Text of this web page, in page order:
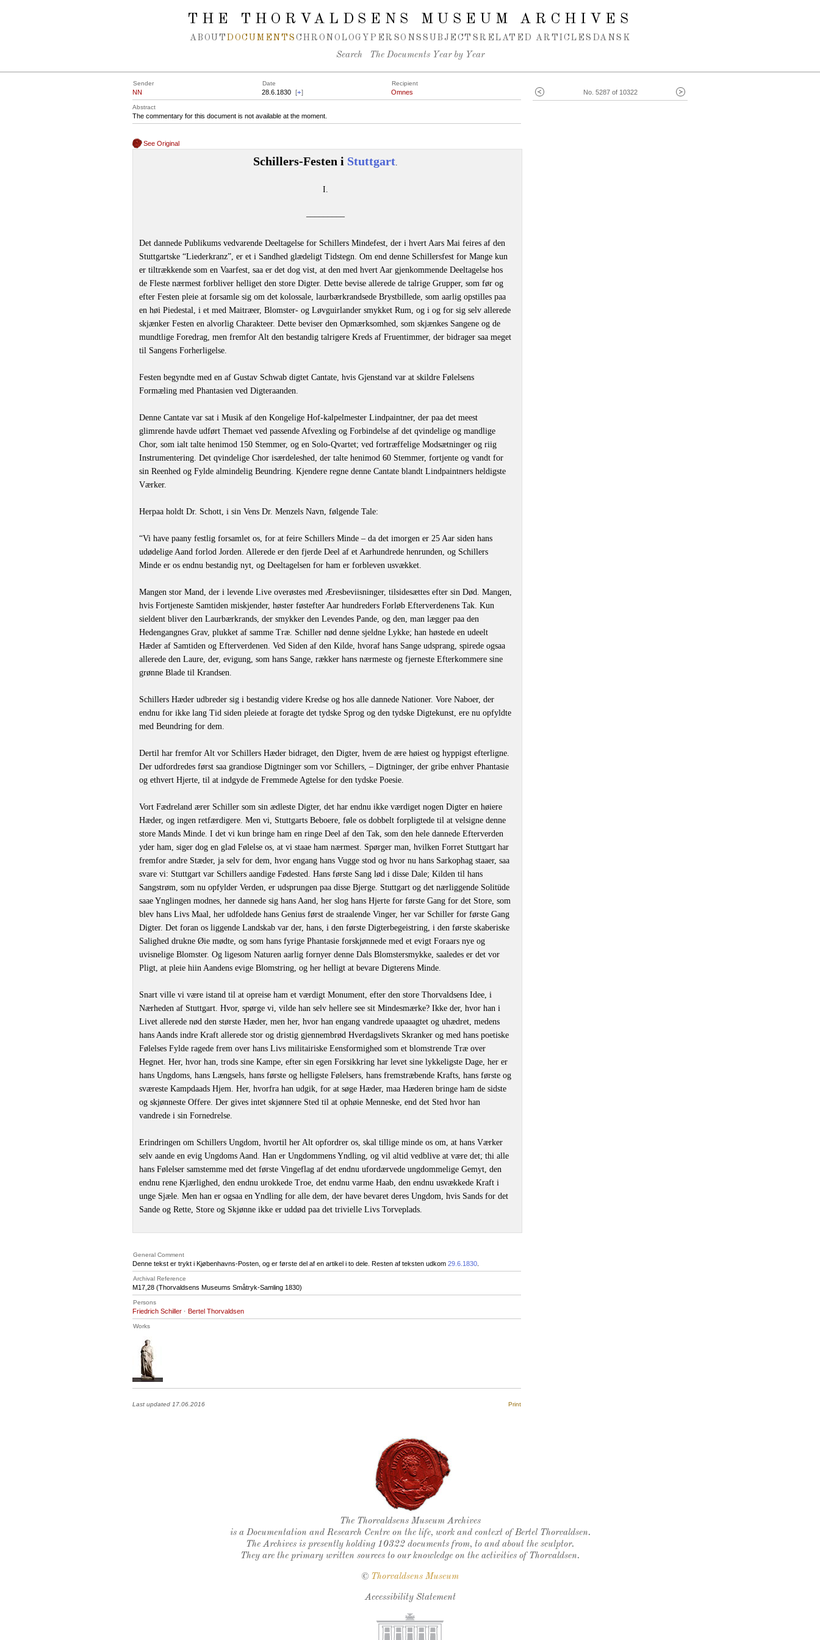
THE THORVALDSENS MUSEUM ARCHIVES
ABOUT DOCUMENTS CHRONOLOGY PERSONS SUBJECTS RELATED ARTICLES DANSK
Search The Documents Year by Year
No. 5287 of 10322
Sender Date Recipient
NN 28.6.1830 [+] Omnes
Abstract
The commentary for this document is not available at the moment.
See Original
Schillers-Festen i Stuttgart.
I.
–––––––––
Det dannede Publikums vedvarende Deeltagelse for Schillers Mindefest, der i hvert Aars Mai feires af den
Stuttgartske “Liederkranz”, er et i Sandhed glædeligt Tidstegn. Om end denne Schillersfest for Mange kun
er tiltrækkende som en Vaarfest, saa er det dog vist, at den med hvert Aar gjenkommende Deeltagelse hos
de Fleste nærmest forbliver helliget den store Digter. Dette bevise allerede de talrige Grupper, som før og
efter Festen pleie at forsamle sig om det kolossale, laurbærkrandsede Brystbillede, som aarlig opstilles paa
en høi Piedestal, i et med Maitræer, Blomster- og Løvguirlander smykket Rum, og i og for sig selv allerede
skjænker Festen en alvorlig Charakteer. Dette beviser den Opmærksomhed, som skjænkes Sangene og de
mundtlige Foredrag, men fremfor Alt den bestandig talrigere Kreds af Fruentimmer, der bidrager saa meget
til Sangens Forherligelse.
Festen begyndte med en af Gustav Schwab digtet Cantate, hvis Gjenstand var at skildre Følelsens
Formæling med Phantasien ved Digteraanden.
Denne Cantate var sat i Musik af den Kongelige Hof-kalpelmester Lindpaintner, der paa det meest
glimrende havde udført Themaet ved passende Afvexling og Forbindelse af det qvindelige og mandlige
Chor, som ialt talte henimod 150 Stemmer, og en Solo-Qvartet; ved fortræffelige Modsætninger og riig
Instrumentering. Det qvindelige Chor isærdeleshed, der talte henimod 60 Stemmer, fortjente og vandt for
sin Reenhed og Fylde almindelig Beundring. Kjendere regne denne Cantate blandt Lindpaintners heldigste
Værker.
Herpaa holdt Dr. Schott, i sin Vens Dr. Menzels Navn, følgende Tale:
“Vi have paany festlig forsamlet os, for at feire Schillers Minde – da det imorgen er 25 Aar siden hans
udødelige Aand forlod Jorden. Allerede er den fjerde Deel af et Aarhundrede henrunden, og Schillers
Minde er os endnu bestandig nyt, og Deeltagelsen for ham er forbleven usvækket.
Mangen stor Mand, der i levende Live overøstes med Æresbeviisninger, tilsidesættes efter sin Død. Mangen,
hvis Fortjeneste Samtiden miskjender, høster føstefter Aar hundreders Forløb Efterverdenens Tak. Kun
sieldent bliver den Laurbærkrands, der smykker den Levendes Pande, og den, man lægger paa den
Hedengangnes Grav, plukket af samme Træ. Schiller nød denne sjeldne Lykke; han høstede en udeelt
Hæder af Samtiden og Efterverdenen. Ved Siden af den Kilde, hvoraf hans Sange udsprang, spirede ogsaa
allerede den Laure, der, evigung, som hans Sange, rækker hans nærmeste og fjerneste Efterkommere sine
grønne Blade til Krandsen.
Schillers Hæder udbreder sig i bestandig videre Kredse og hos alle dannede Nationer. Vore Naboer, der
endnu for ikke lang Tid siden pleiede at foragte det tydske Sprog og den tydske Digtekunst, ere nu opfyldte
med Beundring for dem.
Dertil har fremfor Alt vor Schillers Hæder bidraget, den Digter, hvem de ære høiest og hyppigst efterligne.
Der udfordredes først saa grandiose Digtninger som vor Schillers, – Digtninger, der gribe enhver Phantasie
og ethvert Hjerte, til at indgyde de Fremmede Agtelse for den tydske Poesie.
Vort Fædreland ærer Schiller som sin ædleste Digter, det har endnu ikke værdiget nogen Digter en høiere
Hæder, og ingen retfærdigere. Men vi, Stuttgarts Beboere, føle os dobbelt forpligtede til at velsigne denne
store Mands Minde. I det vi kun bringe ham en ringe Deel af den Tak, som den hele dannede Efterverden
yder ham, siger dog en glad Følelse os, at vi staae ham nærmest. Spørger man, hvilken Forret Stuttgart har
fremfor andre Stæder, ja selv for dem, hvor engang hans Vugge stod og hvor nu hans Sarkophag staaer, saa
svare vi: Stuttgart var Schillers aandige Fødested. Hans første Sang lød i disse Dale; Kilden til hans
Sangstrøm, som nu opfylder Verden, er udsprungen paa disse Bjerge. Stuttgart og det nærliggende Solitüde
saae Ynglingen modnes, her dannede sig hans Aand, her slog hans Hjerte for første Gang for det Store, som
blev hans Livs Maal, her udfoldede hans Genius først de straalende Vinger, her var Schiller for første Gang
Digter. Det foran os liggende Landskab var der, hans, i den første Digterbegeistring, i den første skaberiske
Salighed drukne Øie mødte, og som hans fyrige Phantasie forskjønnede med et evigt Foraars nye og
uvisnelige Blomster. Og ligesom Naturen aarlig fornyer denne Dals Blomstersmykke, saaledes er det vor
Pligt, at pleie hiin Aandens evige Blomstring, og her helligt at bevare Digterens Minde.
Snart ville vi være istand til at opreise ham et værdigt Monument, efter den store Thorvaldsens Idee, i
Nærheden af Stuttgart. Hvor, spørge vi, vilde han selv hellere see sit Mindesmærke? Ikke der, hvor han i
Livet allerede nød den største Hæder, men her, hvor han engang vandrede upaaagtet og uhædret, medens
hans Aands indre Kraft allerede stor og dristig gjennembrød Hverdagslivets Skranker og med hans poetiske
Følelses Fylde ragede frem over hans Livs militairiske Eensformighed som et blomstrende Træ over
Hegnet. Her, hvor han, trods sine Kampe, efter sin egen Forsikkring har levet sine lykkeligste Dage, her er
hans Ungdoms, hans Længsels, hans første og helligste Følelsers, hans fremstræbende Krafts, hans første og
sværeste Kampdaads Hjem. Her, hvorfra han udgik, for at søge Hæder, maa Hæderen bringe ham de sidste
og skjønneste Offere. Der gives intet skjønnere Sted til at ophøie Menneske, end det Sted hvor han
vandrede i sin Fornedrelse.
Erindringen om Schillers Ungdom, hvortil her Alt opfordrer os, skal tillige minde os om, at hans Værker
selv aande en evig Ungdoms Aand. Han er Ungdommens Yndling, og vil altid vedblive at være det; thi alle
hans Følelser samstemme med det første Vingeflag af det endnu ufordærvede ungdommelige Gemyt, den
endnu rene Kjærlighed, den endnu urokkede Troe, det endnu varme Haab, den endnu usvækkede Kraft i
unge Sjæle. Men han er ogsaa en Yndling for alle dem, der have bevaret deres Ungdom, hvis Sands for det
Sande og Rette, Store og Skjønne ikke er uddød paa det trivielle Livs Torveplads.
General Comment
Denne tekst er trykt i Kjøbenhavns-Posten, og er første del af en artikel i to dele. Resten af teksten udkom 29.6.1830
Archival Reference
M17 ,28 (Thorvaldsens Museums Småtryk-Samling 1830)
Persons
Friedrich Schiller · Bertel Thorvaldsen
Works
Last updated 17.06.2016 Print
Thorvaldsen's seal
The Thorvaldsens Museum Archives
is a Documentation and Research Centre on the life, work and context of Bertel Thorvaldsen.
The Archives is presently holding 10322 documents from, to and about the sculptor.
They are the primary written sources to our knowledge on the activities of Thorvaldsen.
© Thorvaldsens Museum
Accessibility Statement